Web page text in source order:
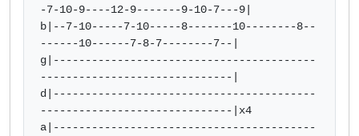
-7-10-9----12-9-------9-10-7---9|
b|--7-10-----7-10-----8-------10--------8--
------10------7-8-7--------7--|
g|-----------------------------------------
------------------------------|
d|-----------------------------------------
------------------------------|x4
a|-----------------------------------------